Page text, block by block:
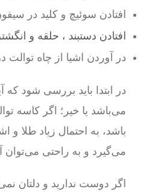
افتادن سوئیچ و کلید در
افتادن دستبند ، حلقه و
در آوردن اشیا از چاه توالت
در ابتدا باید بررسی شود که
می‌باشد یا خیر؛ اگر کاسه
باشد، به احتمال زیاد طلا و
می‌گیرد و به راحتی
اگر دوست ندارید و دلتان